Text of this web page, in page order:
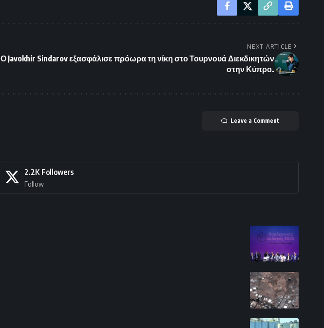
NEXT ARTICLE
Ο Javokhir Sindarov εξασφάλισε πρόωρα τη νίκη στο Τουρνουά Διεκδικητών
στην Κύπρο.
Leave a Comment
2.2K Followers
Follow